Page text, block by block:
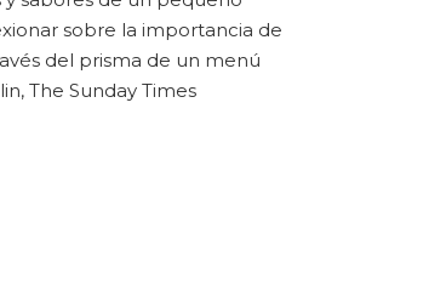
sobre la importancia de
del prisma de un menú
The Sunday Times